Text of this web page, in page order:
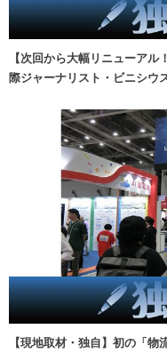
【次回から大幅リニューア
際ジャーナリスト・ビニシウ
【現地取材・独自】初の「